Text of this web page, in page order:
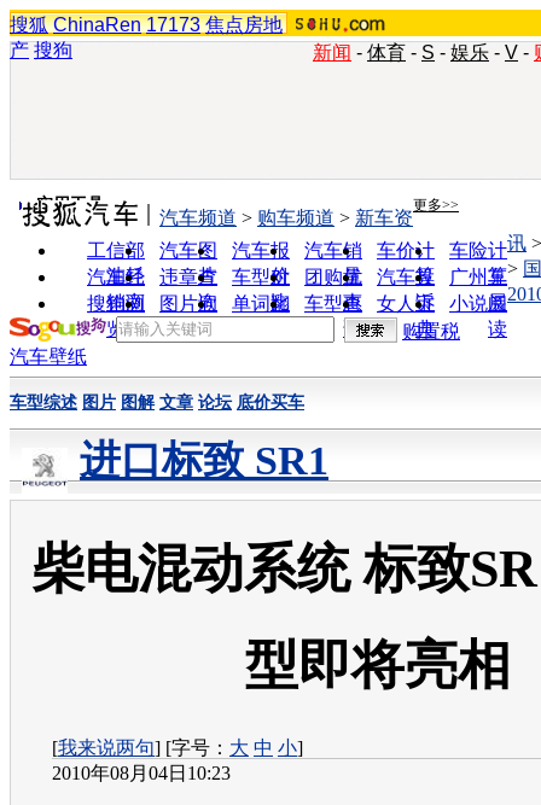
搜狐 ChinaRen 17173 焦点房地
产 搜狗 新闻 - 体育 - S - 娱乐 - V -
实用工具 更多>>
工信部
油耗
汽车图
片
汽车报
价
汽车销
量
车价计
算
车险计
算
汽车经
销商
违章查
询
车型对
比
团购优
惠
汽车投
诉
广州车
展
搜狗浏
览器
图片欣
赏
单词翻
车型查
询
女人宝
典
小说阅
读
汽车频道 > 购车频道 > 新车资
讯
>
购置税
汽车壁纸
车型综述 图片 图解 文章 论坛 底价买车
进口标致 SR1
柴电混动系统 标致
型即将亮相
[我来说两句] [字号： 大 中 小]
2010年08月04日10:23